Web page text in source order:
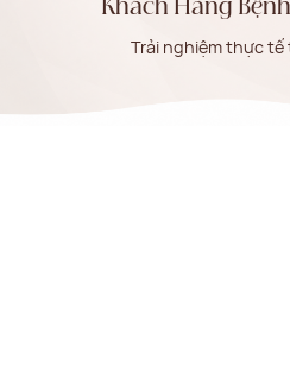
Khách Hàng
Trải nghiệm thực